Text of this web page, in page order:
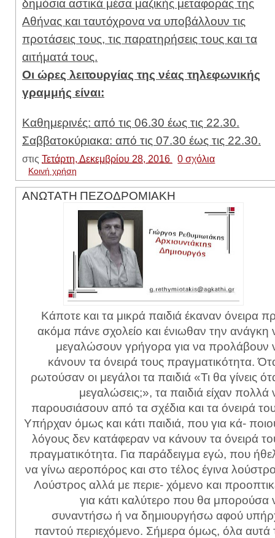
δημόσια αστικά μέσα μαζικής μεταφοράς της
Αθήνας και ταυτόχρονα να υποβάλλουν τις
προτάσεις τους, τις παρατηρήσεις τους και τα
αιτήματά τους.
Οι ώρες λειτουργίας της νέας τηλεφωνικής
γραμμής είναι:
Καθημερινές: από τις 06.30 έως τις 22.30.
Σαββατοκύριακα: από τις 07.30 έως τις 22.30.
στις Τετάρτη, Δεκεμβρίου 28, 2016 0 σχόλια
Κοινή χρήση
ΑΝΩΤΑΤΗ ΠΕΖΟΔΡΟΜΙΑΚΗ
Κάποτε και τα μικρά παιδιά έκαναν όνειρα
ακόμα πάνε σχολείο και ένιωθαν την ανάγκη
μεγαλώσουν γρήγορα για να προλάβουν
κάνουν τα όνειρά τους πραγματικότητα.
ρωτούσαν οι μεγάλοι τα παιδιά «Τι θα γίνεις
μεγαλώσεις;», τα παιδιά είχαν πολλά
παρουσιάσουν από τα σχέδια και τα όνειρά
Υπήρχαν όμως και κάτι παιδιά, που για κά-
λόγους δεν κατάφεραν να κάνουν τα όνειρά
πραγματικότητα. Για παράδειγμα εγώ, που
να γίνω αεροπόρος και στο τέλος έγινα
Λούστρος αλλά με περιε- χόμενο και
για κάτι καλύτερο που θα μπορούσα
συναντήσω ή να δημιουργήσω αφού
παντού περιεχόμενο. Σήμερα όμως, όλα αυτά